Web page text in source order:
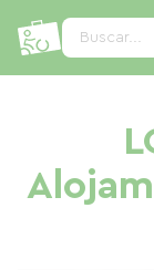
Buscar...
Panel de